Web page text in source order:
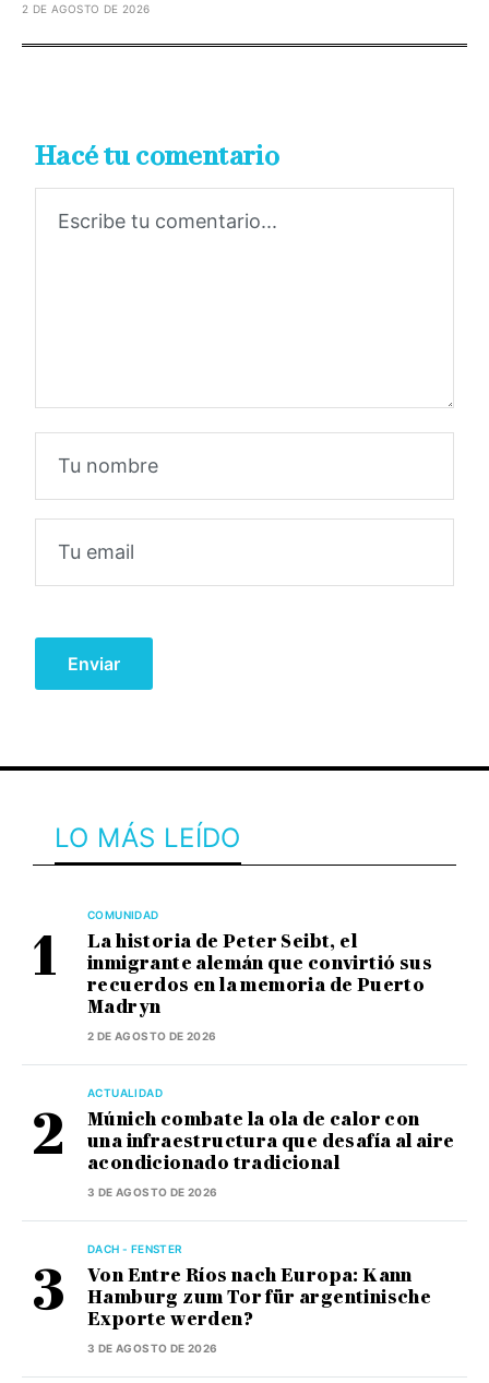
2 DE AGOSTO DE 2026
Hacé tu comentario
LO MÁS LEÍDO
COMUNIDAD
La historia de Peter Seibt, el
inmigrante alemán que convirtió sus
recuerdos en la memoria de Puerto
Madryn
2 DE AGOSTO DE 2026
ACTUALIDAD
Múnich combate la ola de calor con
una infraestructura que desafía al aire
acondicionado tradicional
3 DE AGOSTO DE 2026
DACH - FENSTER
Von Entre Ríos nach Europa: Kann
Hamburg zum Tor für argentinische
Exporte werden?
3 DE AGOSTO DE 2026